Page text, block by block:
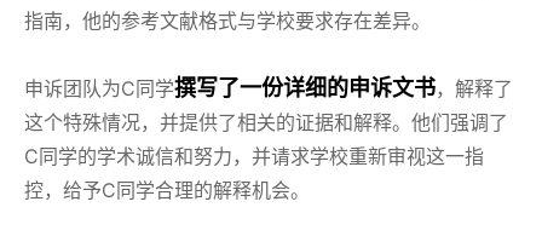
指南，他的参考文献格式与学校要求存在差异。
申诉团队为C同学撰写了一份详细的申诉文书，解释了
这个特殊情况，并提供了相关的证据和解释。他们强调了
C同学的学术诚信和努力，并请求学校重新审视这一指
控，给予C同学合理的解释机会。